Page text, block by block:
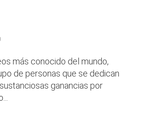
más conocido del mundo,
de personas que se dedican
ganancias por